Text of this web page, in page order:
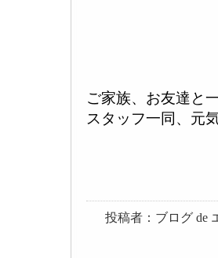
ご家族、お友達と
スタッフ一同、元
投稿者：ブログ de